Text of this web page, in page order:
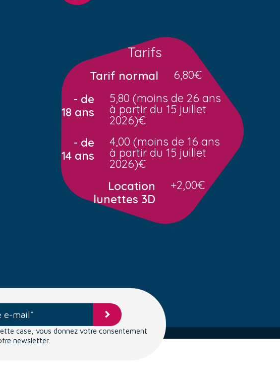
Tarifs
Tarif normal
6,80€
- de
18 ans
5,80 (moins de 26 ans
à partir du 15 juillet
2026)€
- de
14 ans
4,00 (moins de 16 ans
à partir du 15 juillet
2026)€
Location
lunettes 3D
+2,00€
case, vous donnez votre consentement
newsletter.